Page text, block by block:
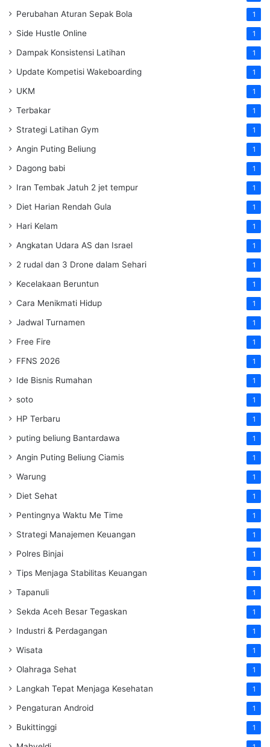
Perubahan Aturan Sepak Bola 1
Side Hustle Online 1
Dampak Konsistensi Latihan 1
Update Kompetisi Wakeboarding 1
UKM 1
Terbakar 1
Strategi Latihan Gym 1
Angin Puting Beliung 1
Dagong babi 1
Iran Tembak Jatuh 2 jet tempur 1
Diet Harian Rendah Gula 1
Hari Kelam 1
Angkatan Udara AS dan Israel 1
2 rudal dan 3 Drone dalam Sehari 1
Kecelakaan Beruntun 1
Cara Menikmati Hidup 1
Jadwal Turnamen 1
Free Fire 1
FFNS 2026 1
Ide Bisnis Rumahan 1
soto 1
HP Terbaru 1
puting beliung Bantardawa 1
Angin Puting Beliung Ciamis 1
Warung 1
Diet Sehat 1
Pentingnya Waktu Me Time 1
Strategi Manajemen Keuangan 1
Polres Binjai 1
Tips Menjaga Stabilitas Keuangan 1
Tapanuli 1
Sekda Aceh Besar Tegaskan 1
Industri & Perdagangan 1
Wisata 1
Olahraga Sehat 1
Langkah Tepat Menjaga Kesehatan 1
Pengaturan Android 1
Bukittinggi 1